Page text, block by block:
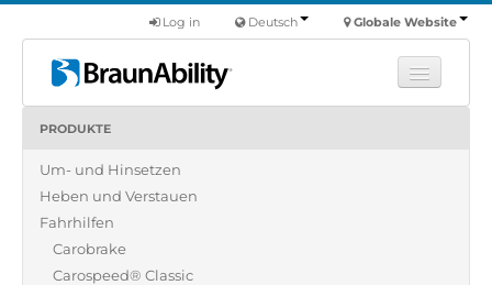
Globale Website
Deutsch
Log in
Produkte
Über uns
PRODUKTE
Um- und Hinsetzen
Heben und Verstauen
Fahrhilfen
Carobrake
Carospeed® Classic